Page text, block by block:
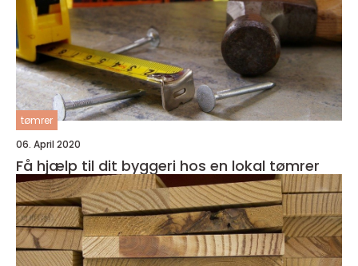
tømrer
06. April 2020
Få hjælp til dit byggeri hos en lokal tømrer